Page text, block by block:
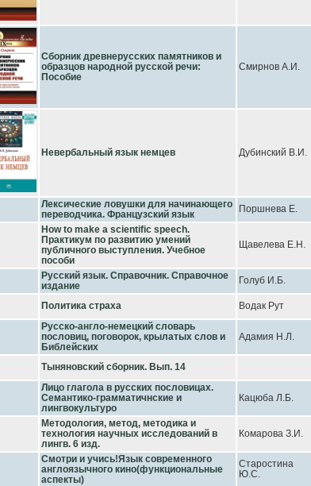
Сборник древнерусских памятников и
образцов народной русской речи:
Пособие
Смирнов А.И.
Невербальный язык немцев Дубинский В.И.
Лексические ловушки для начинающего
переводчика. Французский язык
Поршнева Е.
How to make a scientific speech.
Практикум по развитию умений
публичного выступления. Учебное
пособи
Щавелева Е.Н.
Русский язык. Справочник. Справочное
издание
Голуб И.Б.
Политика страха Водак Рут
Русско-англо-немецкий словарь
пословиц, поговорок, крылатых слов и
Библейских
Адамия Н.Л.
Тыняновский сборник. Вып. 14
Лицо глагола в русских пословицах.
Семантико-грамматичнские и
лингвокультуро
Кацюба Л.Б.
Методология, метод, методика и
технология научных исследований в
лингв. 6 изд.
Комарова З.И.
Смотри и учись!Язык современного
англоязычного кино(функциональные
аспекты)
Старостина
Ю.С.